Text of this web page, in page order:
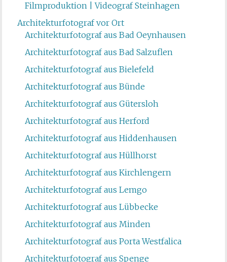
Filmproduktion | Videograf Steinhagen
Architekturfotograf vor Ort
Architekturfotograf aus Bad Oeynhausen
Architekturfotograf aus Bad Salzuflen
Architekturfotograf aus Bielefeld
Architekturfotograf aus Bünde
Architekturfotograf aus Gütersloh
Architekturfotograf aus Herford
Architekturfotograf aus Hiddenhausen
Architekturfotograf aus Hüllhorst
Architekturfotograf aus Kirchlengern
Architekturfotograf aus Lemgo
Architekturfotograf aus Lübbecke
Architekturfotograf aus Minden
Architekturfotograf aus Porta Westfalica
Architekturfotograf aus Spenge